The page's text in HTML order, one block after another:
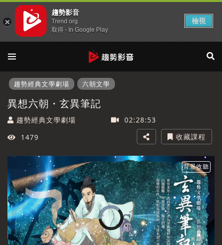
趨勢經典文學劇場 六朝文學
異想六朝・玄異筆記
趨勢經典文學劇場
02:28:53
1479
收藏課程
背景收聽
趨勢影音
Trend org
取得 - In Google Play
檢視